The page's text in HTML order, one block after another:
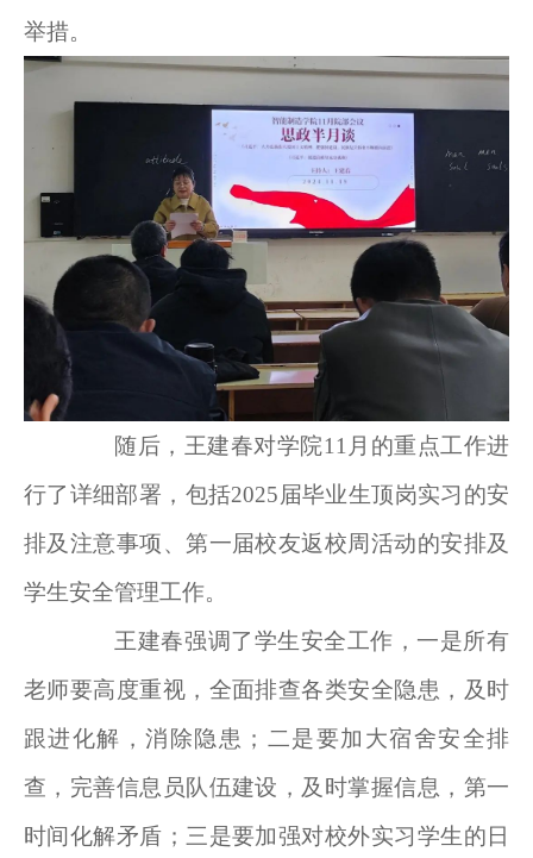
举措。
随后，王建春对学院11月的重点工作进
行了详细部署，包括2025届毕业生顶岗实习的安
排及注意事项、第一届校友返校周活动的安排及
学生安全管理工作。
王建春强调了学生安全工作，一是所有
老师要高度重视，全面排查各类安全隐患，及时
跟进化解，消除隐患；二是要加大宿舍安全排
查，完善信息员队伍建设，及时掌握信息，第一
时间化解矛盾；三是要加强对校外实习学生的日